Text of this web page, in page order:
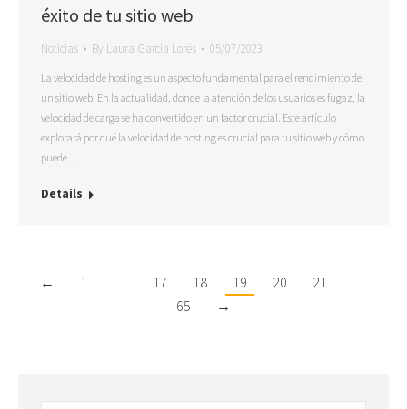
éxito de tu sitio web
Noticias By Laura Garcia Lorés 05/07/2023
La velocidad de hosting es un aspecto fundamental para el rendimiento de
un sitio web. En la actualidad, donde la atención de los usuarios es fugaz, la
velocidad de carga se ha convertido en un factor crucial. Este artículo
explorará por qué la velocidad de hosting es crucial para tu sitio web y cómo
puede…
Details
← 1 … 17 18 19 20 21
…
65
→